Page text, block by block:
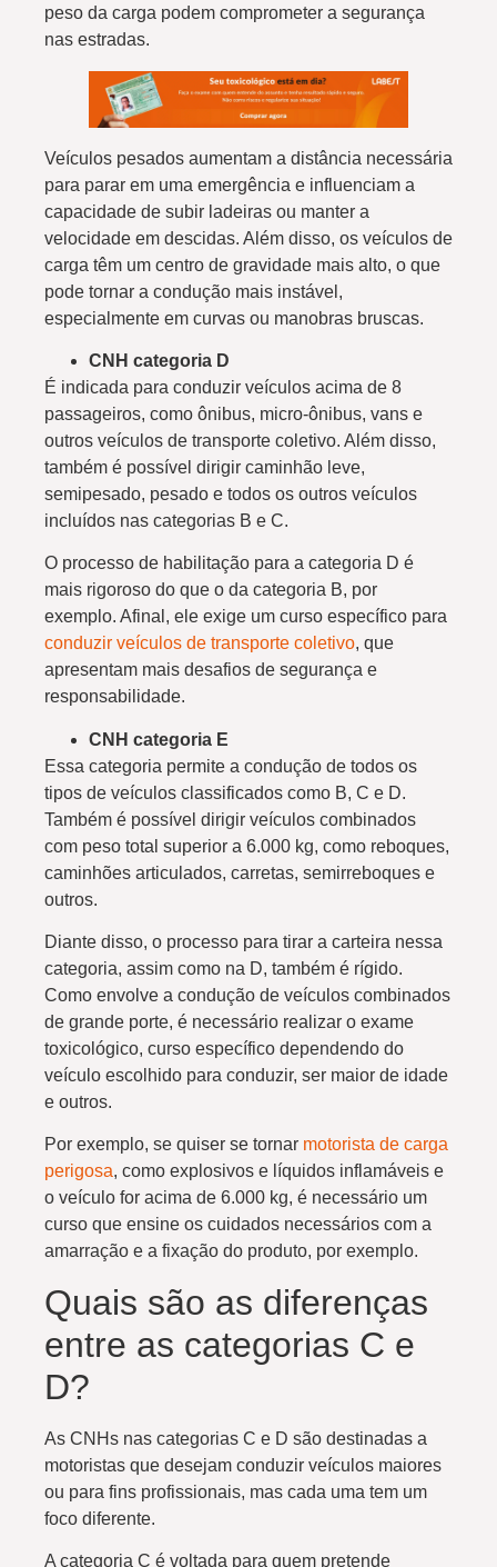
peso da carga podem comprometer a segurança
nas estradas.
Veículos pesados aumentam a distância necessária
para parar em uma emergência e influenciam a
capacidade de subir ladeiras ou manter a
velocidade em descidas. Além disso, os veículos de
carga têm um centro de gravidade mais alto, o que
pode tornar a condução mais instável,
especialmente em curvas ou manobras bruscas.
CNH categoria D
É indicada para conduzir veículos acima de 8
passageiros, como ônibus, micro-ônibus, vans e
outros veículos de transporte coletivo. Além disso,
também é possível dirigir caminhão leve,
semipesado, pesado e todos os outros veículos
incluídos nas categorias B e C.
O processo de habilitação para a categoria D é
mais rigoroso do que o da categoria B, por
exemplo. Afinal, ele exige um curso específico para
conduzir veículos de transporte coletivo, que
apresentam mais desafios de segurança e
responsabilidade.
CNH categoria E
Essa categoria permite a condução de todos os
tipos de veículos classificados como B, C e D.
Também é possível dirigir veículos combinados
com peso total superior a 6.000 kg, como reboques,
caminhões articulados, carretas, semirreboques e
outros.
Diante disso, o processo para tirar a carteira nessa
categoria, assim como na D, também é rígido.
Como envolve a condução de veículos combinados
de grande porte, é necessário realizar o exame
toxicológico, curso específico dependendo do
veículo escolhido para conduzir, ser maior de idade
e outros.
Por exemplo, se quiser se tornar motorista de carga
perigosa, como explosivos e líquidos inflamáveis e
o veículo for acima de 6.000 kg, é necessário um
curso que ensine os cuidados necessários com a
amarração e a fixação do produto, por exemplo.
Quais são as diferenças
entre as categorias C e
D?
As CNHs nas categorias C e D são destinadas a
motoristas que desejam conduzir veículos maiores
ou para fins profissionais, mas cada uma tem um
foco diferente.
A categoria C é voltada para quem pretende